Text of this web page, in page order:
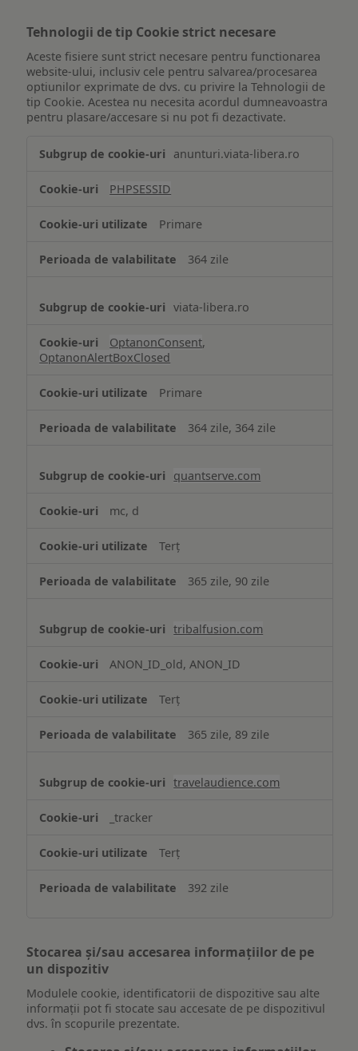
Tehnologii de tip Cookie strict necesare
Aceste fisiere sunt strict necesare pentru functionarea
website-ului, inclusiv cele pentru salvarea/procesarea
optiunilor exprimate de dvs. cu privire la Tehnologii de
tip Cookie. Acestea nu necesita acordul dumneavoastra
pentru plasare/accesare si nu pot fi dezactivate.
de
Cookie
necesare
anunturi.viata-libera.ro
PHPSESSID
Primare
364 zile
viata-libera.ro
OptanonConsent,
OptanonAlertBoxClosed
Primare
364 zile, 364 zile
quantserve.com
mc, d
Terț
365 zile, 90 zile
tribalfusion.com
ANON_ID_old, ANON_ID
Terț
365 zile, 89 zile
travelaudience.com
_tracker
Terț
392 zile
Stocarea și/sau accesarea informațiilor de pe
un dispozitiv
Modulele cookie, identificatorii de dispozitive sau alte
informații pot fi stocate sau accesate de pe dispozitivul
dvs. în scopurile prezentate.